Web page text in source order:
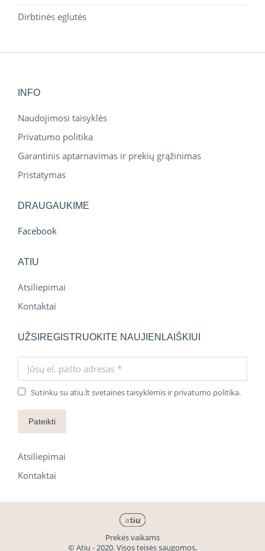
Dirbtinės eglutės
INFO
Naudojimosi taisyklės
Privatumo politika
Garantinis aptarnavimas ir prekių grąžinimas
Pristatymas
DRAUGAUKIME
Facebook
ATIU
Atsiliepimai
Kontaktai
UŽSIREGISTRUOKITE NAUJIENLAIŠKIUI
Jūsų el. pašto adresas *
Sutinku su atiu.lt svetainės taisyklėmis ir privatumo politika.
Pateikti
Atsiliepimai
Kontaktai
Prekės vaikams
© Atiu - 2020. Visos teisės saugomos.